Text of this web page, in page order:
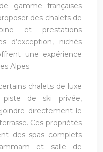
gamme françaises
des chalets de
et prestations
d’exception, nichés
une expérience
Alpes.
chalets de luxe
piste de ski privée,
directement le
Ces propriétés
des spas complets
et salle de